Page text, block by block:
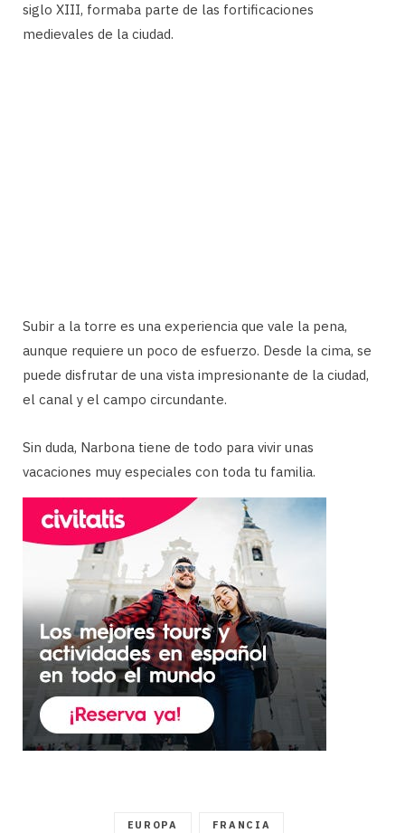
siglo XIII, formaba parte de las fortificaciones
medievales de la ciudad.
Subir a la torre es una experiencia que vale la pena,
aunque requiere un poco de esfuerzo. Desde la cima, se
puede disfrutar de una vista impresionante de la ciudad,
el canal y el campo circundante.
Sin duda, Narbona tiene de todo para vivir unas
vacaciones muy especiales con toda tu familia.
EUROPA FRANCIA